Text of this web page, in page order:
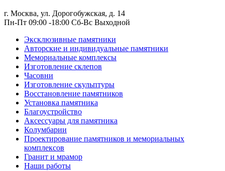
г. Москва, ул. Дорогобужская, д. 14
Пн-Пт 09:00 -18:00 Сб-Вс Выходной
Эксклюзивные памятники
Авторские и индивидуальные памятники
Мемориальные комплексы
Изготовление склепов
Часовни
Изготовление скульптуры
Восстановление памятников
Установка памятника
Благоустройство
Аксессуары для памятника
Колумбарии
Проектирование памятников и мемориальных
комплексов
Гранит и мрамор
Наши работы